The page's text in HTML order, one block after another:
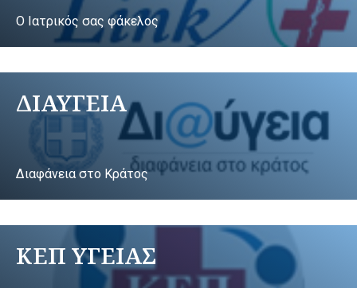
Ο Ιατρικός σας φάκελος
ΔΙΑΥΓΕΙΑ
Διαφάνεια στο Κράτος
ΚΕΠ ΥΓΕΙΑΣ